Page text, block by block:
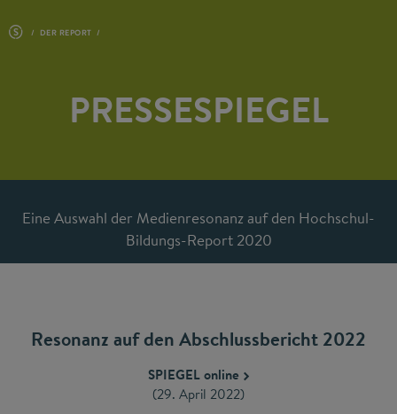
DER REPORT
PRESSESPIEGEL
Eine Auswahl der Medienresonanz auf den Hochschul-
Bildungs-Report 2020
Resonanz auf den Abschlussbericht 2022
SPIEGEL online
(29. April 2022)